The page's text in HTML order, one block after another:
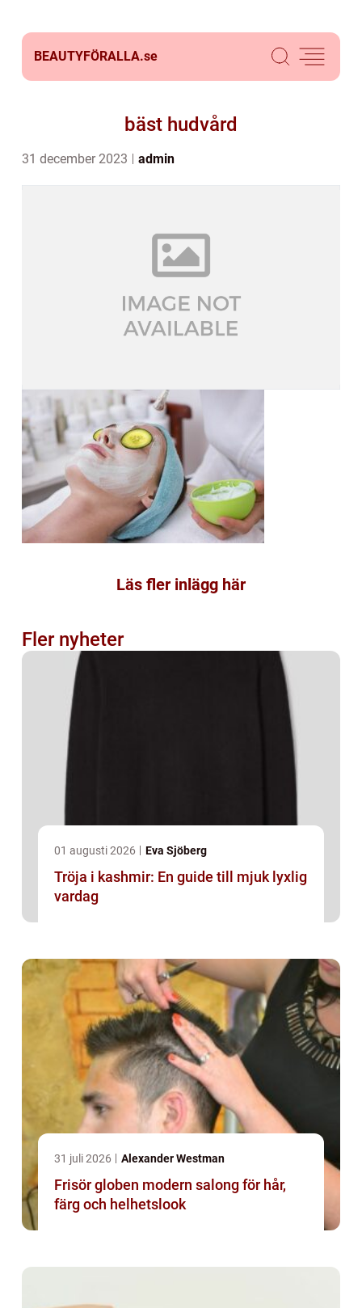
BEAUTYFÖRALLA.se
bäst hudvård
31 december 2023 admin
Läs fler inlägg här
Fler nyheter
01 augusti 2026 Eva Sjöberg
Tröja i kashmir: En guide till mjuk lyxlig
vardag
31 juli 2026 Alexander Westman
Frisör globen modern salong för hår,
färg och helhetslook